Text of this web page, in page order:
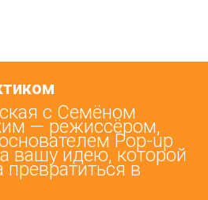
с Семёном
— режиссёром,
Pop-up
вашу идею, которой
в